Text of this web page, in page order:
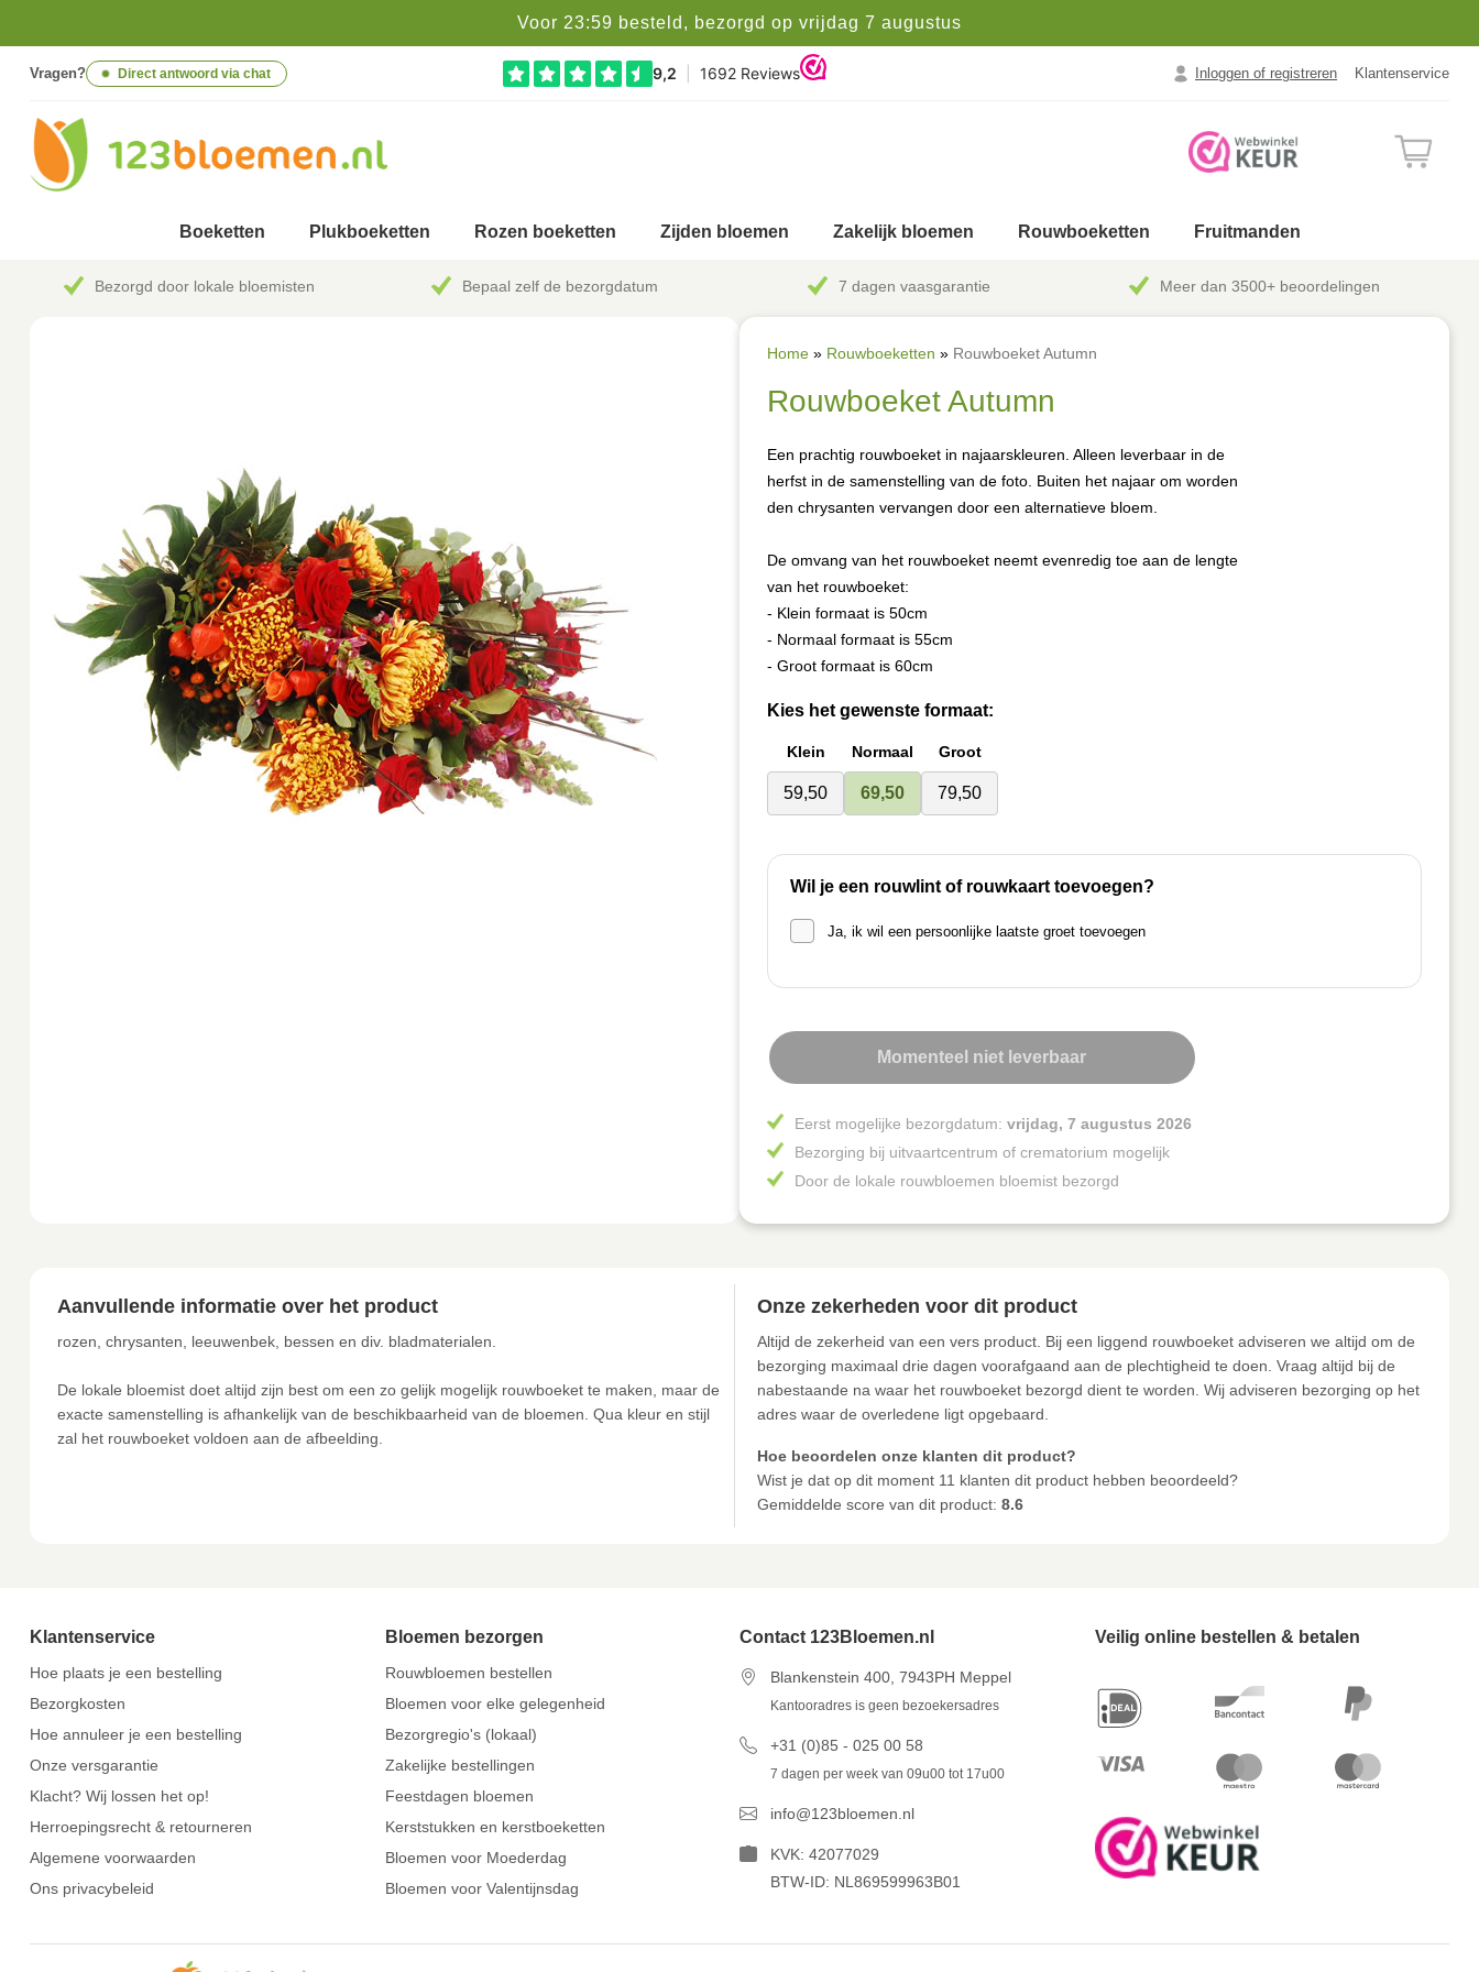
Voor 23:59 besteld, bezorgd op vrijdag 7 augustus
Vragen? Direct antwoord via chat Inloggen of registreren Klantenservice
Boeketten Plukboeketten Rozen boeketten Zijden bloemen Zakelijk bloemen Rouwboeketten Fruitmanden
Bezorgd door lokale bloemisten Bepaal zelf de bezorgdatum 7 dagen vaasgarantie Meer dan 3500+ beoordelingen
Home » Rouwboeketten » Rouwboeket Autumn
Rouwboeket Autumn
Een prachtig rouwboeket in najaarskleuren. Alleen leverbaar in de
herfst in de samenstelling van de foto. Buiten het najaar om worden
den chrysanten vervangen door een alternatieve bloem.
De omvang van het rouwboeket neemt evenredig toe aan de lengte
van het rouwboeket:
- Klein formaat is 50cm
- Normaal formaat is 55cm
- Groot formaat is 60cm
Kies het gewenste formaat:
Klein
59,50
Normaal
69,50
Groot
79,50
Wil je een rouwlint of rouwkaart toevoegen?
Ja, ik wil een persoonlijke laatste groet toevoegen
Momenteel niet leverbaar
Eerst mogelijke bezorgdatum: vrijdag, 7 augustus 2026
Bezorging bij uitvaartcentrum of crematorium mogelijk
Door de lokale rouwbloemen bloemist bezorgd
Aanvullende informatie over het product
rozen, chrysanten, leeuwenbek, bessen en div. bladmaterialen.
De lokale bloemist doet altijd zijn best om een zo gelijk mogelijk rouwboeket te maken, maar de
exacte samenstelling is afhankelijk van de beschikbaarheid van de bloemen. Qua kleur en stijl
zal het rouwboeket voldoen aan de afbeelding.
Onze zekerheden voor dit product
Altijd de zekerheid van een vers product. Bij een liggend rouwboeket adviseren we altijd om de
bezorging maximaal drie dagen voorafgaand aan de plechtigheid te doen. Vraag altijd bij de
nabestaande na waar het rouwboeket bezorgd dient te worden. Wij adviseren bezorging op het
adres waar de overledene ligt opgebaard.
Hoe beoordelen onze klanten dit product?
Wist je dat op dit moment 11 klanten dit product hebben beoordeeld?
Gemiddelde score van dit product: 8.6
Klantenservice
Hoe plaats je een bestelling
Bezorgkosten
Hoe annuleer je een bestelling
Onze versgarantie
Klacht? Wij lossen het op!
Herroepingsrecht & retourneren
Algemene voorwaarden
Ons privacybeleid
Bloemen bezorgen
Rouwbloemen bestellen
Bloemen voor elke gelegenheid
Bezorgregio's (lokaal)
Zakelijke bestellingen
Feestdagen bloemen
Kerststukken en kerstboeketten
Bloemen voor Moederdag
Bloemen voor Valentijnsdag
Contact 123Bloemen.nl
Blankenstein 400, 7943PH Meppel
Kantooradres is geen bezoekersadres
+31 (0)85 - 025 00 58
7 dagen per week van 09u00 tot 17u00
info@123bloemen.nl
KVK: 42077029
BTW-ID: NL869599963B01
Veilig online bestellen & betalen